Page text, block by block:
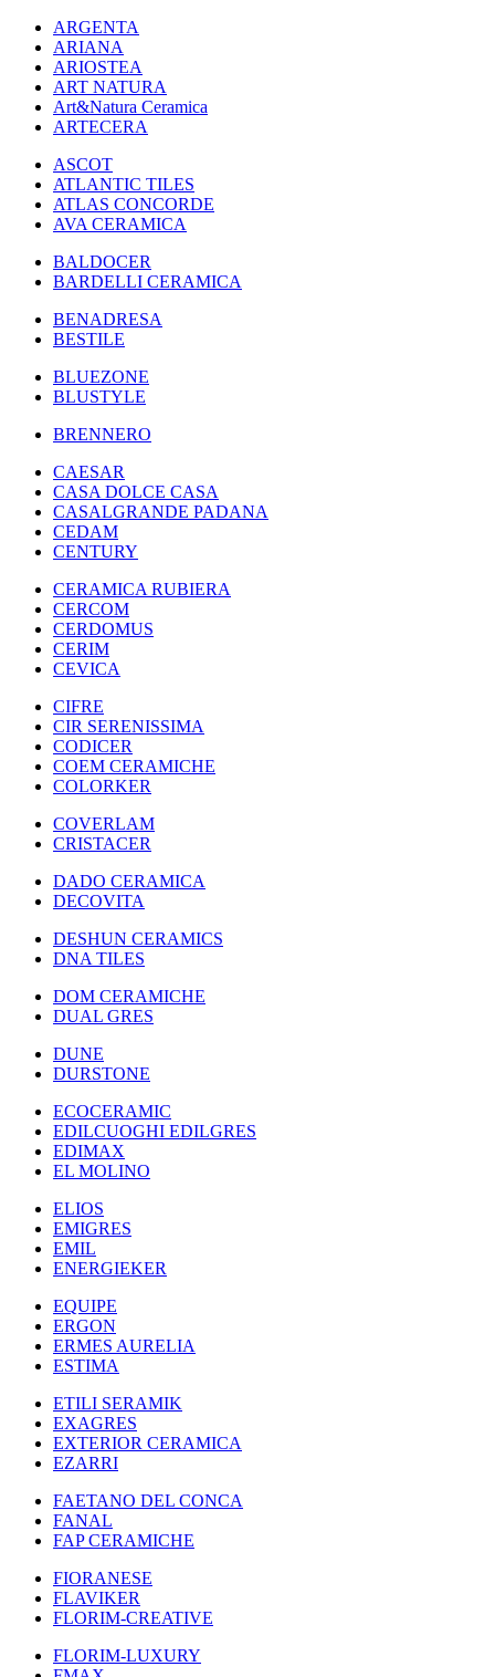
ARGENTA
ARIANA
ARIOSTEA
ART NATURA
Art&Natura Ceramica
ARTECERA
ASCOT
ATLANTIC TILES
ATLAS CONCORDE
AVA CERAMICA
BALDOCER
BARDELLI CERAMICA
BENADRESA
BESTILE
BLUEZONE
BLUSTYLE
BRENNERO
CAESAR
CASA DOLCE CASA
CASALGRANDE PADANA
CEDAM
CENTURY
CERAMICA RUBIERA
CERCOM
CERDOMUS
CERIM
CEVICA
CIFRE
CIR SERENISSIMA
CODICER
COEM CERAMICHE
COLORKER
COVERLAM
CRISTACER
DADO CERAMICA
DECOVITA
DESHUN CERAMICS
DNA TILES
DOM CERAMICHE
DUAL GRES
DUNE
DURSTONE
ECOCERAMIC
EDILCUOGHI EDILGRES
EDIMAX
EL MOLINO
ELIOS
EMIGRES
EMIL
ENERGIEKER
EQUIPE
ERGON
ERMES AURELIA
ESTIMA
ETILI SERAMIK
EXAGRES
EXTERIOR CERAMICA
EZARRI
FAETANO DEL CONCA
FANAL
FAP CERAMICHE
FIORANESE
FLAVIKER
FLORIM-CREATIVE
FLORIM-LUXURY